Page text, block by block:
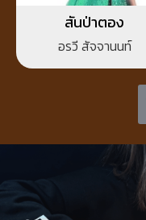
สันป่าตอง
อรวี สัจจานนท์